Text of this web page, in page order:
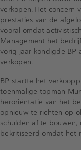
verkopen. Het concern
prestaties van de
vooral omdat
Management het
vorig jaar kondigde BP
verkopen.
BP startte het
toenmalige topman
heroriëntatie van het
opnieuw te richten op
schulden af te
bekritiseerd omdat het